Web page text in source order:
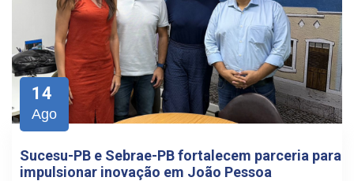
14
Ago
Sucesu-PB e Sebrae-PB fortalecem parceria para
impulsionar inovação em João Pessoa